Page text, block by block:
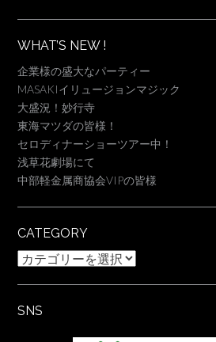
WHAT’S NEW !
企業様の盛大なパーティー
MASAKIイリュージョンマジック
大盛況！妙行寺
東海マツダの皆様！
セロディナーショーツアー中！
浅草花劇場にて
中部軽金属商協会VIPの皆様
CATEGORY
Category
SNS